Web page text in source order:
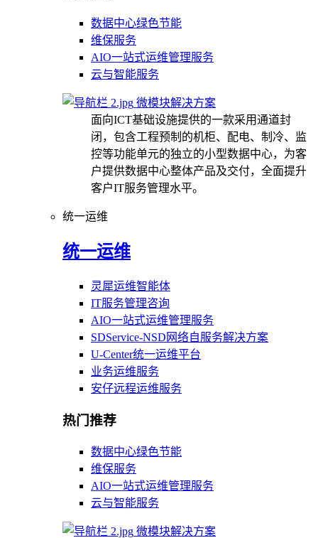
数据中心绿色节能
维保服务
AIO一站式运维管理服务
云与智能服务
微模块解决方案
面向ICT基础设施提供的一款采用通道封
闭，包含工程预制的机柜、配电、制冷、监
控等功能单元的独立的小型数据中心，为客
户提供数据中心整体产品及交付，全面提升
客户IT服务管理水平。
统一运维
统一运维
灵犀运维智能体
IT服务管理咨询
AIO一站式运维管理服务
SDService-NSD网络自服务解决方案
U-Center统一运维平台
业务运维服务
安仔远程运维服务
热门推荐
数据中心绿色节能
维保服务
AIO一站式运维管理服务
云与智能服务
微模块解决方案